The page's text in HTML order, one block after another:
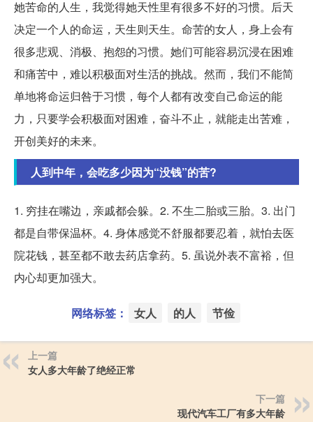
她苦命的人生，我觉得她天性里有很多不好的习惯。后天
决定一个人的命运，天生则天生。命苦的女人，身上会有
很多悲观、消极、抱怨的习惯。她们可能容易沉浸在困难
和痛苦中，难以积极面对生活的挑战。然而，我们不能简
单地将命运归咎于习惯，每个人都有改变自己命运的能
力，只要学会积极面对困难，奋斗不止，就能走出苦难，
开创美好的未来。
人到中年，会吃多少因为“没钱”的苦?
1. 穷挂在嘴边，亲戚都会躲。2. 不生二胎或三胎。3. 出门
都是自带保温杯。4. 身体感觉不舒服都要忍着，就怕去医
院花钱，甚至都不敢去药店拿药。5. 虽说外表不富裕，但
内心却更加强大。
网络标签： 女人 的人 节俭
上一篇
女人多大年龄了绝经正常
下一篇
现代汽车工厂有多大年龄